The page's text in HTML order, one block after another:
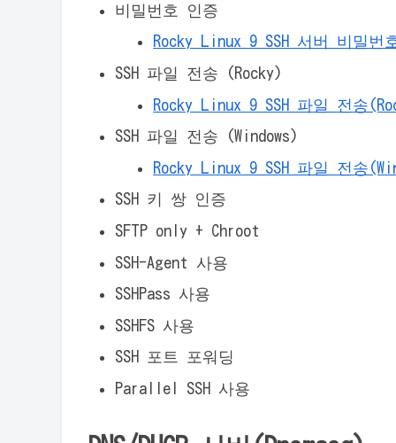
비밀번호 인증
Rocky Linux 9 SSH 서버 비밀번
SSH 파일 전송 (Rocky)
Rocky Linux 9 SSH 파일 전송
SSH 파일 전송 (Windows)
Rocky Linux 9 SSH 파일 전송
SSH 키 쌍 인증
SFTP only + Chroot
SSH-Agent 사용
SSHPass 사용
SSHFS 사용
SSH 포트 포워딩
Parallel SSH 사용